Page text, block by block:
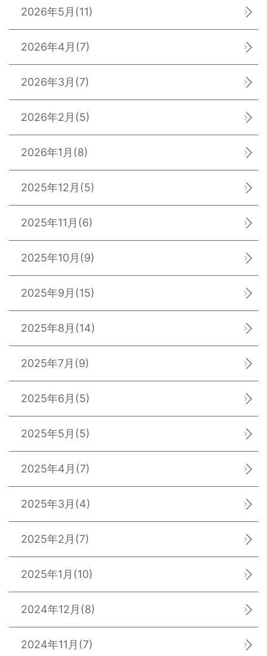
2026年5月 (11)
2026年4月 (7)
2026年3月 (7)
2026年2月 (5)
2026年1月 (8)
2025年12月 (5)
2025年11月 (6)
2025年10月 (9)
2025年9月 (15)
2025年8月 (14)
2025年7月 (9)
2025年6月 (5)
2025年5月 (5)
2025年4月 (7)
2025年3月 (4)
2025年2月 (7)
2025年1月 (10)
2024年12月 (8)
2024年11月 (7)